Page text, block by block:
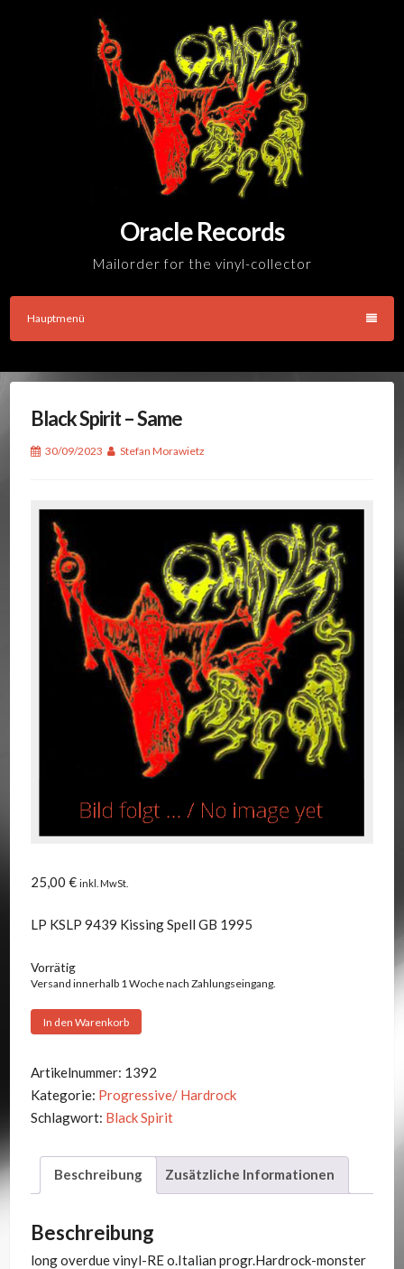
Oracle Records
Mailorder for the vinyl-collector
Hauptmenü
Black Spirit – Same
30/09/2023 Stefan Morawietz
25,00 € inkl. MwSt.
LP KSLP 9439 Kissing Spell GB 1995
Vorrätig
Versand innerhalb 1 Woche nach Zahlungseingang.
Black
-
Same
Menge
In den Warenkorb
Artikelnummer: 1392
Kategorie: Progressive/ Hardrock
Schlagwort: Black Spirit
Beschreibung Zusätzliche Informationen
Beschreibung
long overdue vinyl-RE o.Italian progr.Hardrock-monster